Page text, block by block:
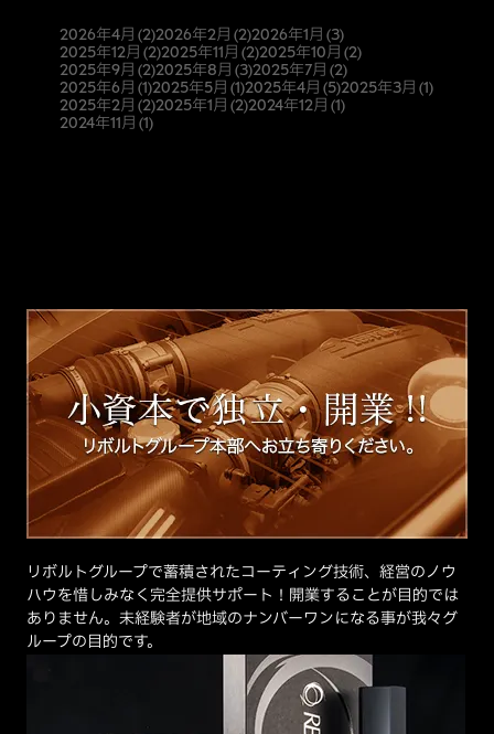
2026年4月 (2)2026年2月 (2)2026年1月 (3)
2025年12月 (2)2025年11月 (2)2025年10月 (2)
2025年9月 (2)2025年8月 (3)2025年7月 (2)
2025年6月 (1)2025年5月 (1)2025年4月 (5)2025年3月 (1)
2025年2月 (2)2025年1月 (2)2024年12月 (1)
2024年11月 (1)
リボルトグループで蓄積されたコーティング技術、経営のノウ
ハウを惜しみなく完全提供サポート！開業することが目的では
ありません。未経験者が地域のナンバーワンになる事が我々グ
ループの目的です。